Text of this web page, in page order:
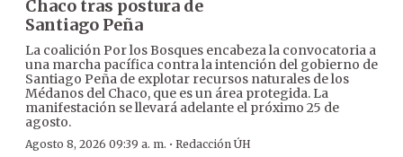
Chaco tras postura de
Santiago Peña
La coalición Por los Bosques encabeza la convocatoria a
una marcha pacífica contra la intención del gobierno de
Santiago Peña de explotar recursos naturales de los
Médanos del Chaco, que es un área protegida. La
manifestación se llevará adelante el próximo 25 de
agosto.
Agosto 8, 2026 09:39 a. m. · Redacción ÚH